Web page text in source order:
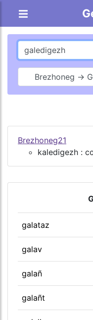
Brezhoneg →
Brezhoneg21
kaledigezh :
galataz
galav
galañ
galañt